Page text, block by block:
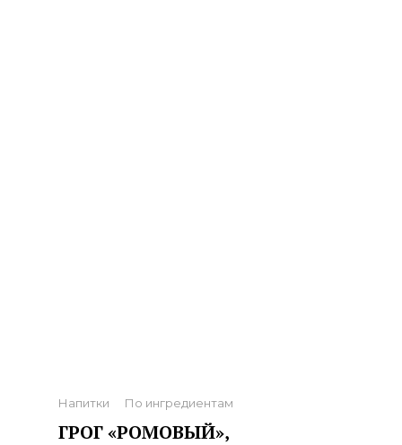
Categories
Напитки По ингредиентам
ГРОГ «РОМОВЫЙ»,